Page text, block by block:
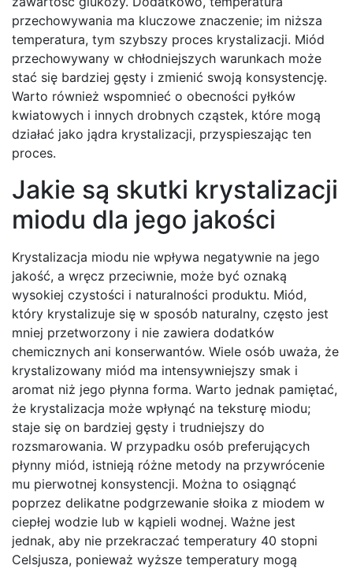
przechowywania ma kluczowe znaczenie; im niższa
temperatura, tym szybszy proces krystalizacji. Miód
przechowywany w chłodniejszych warunkach może
stać się bardziej gęsty i zmienić swoją konsystencję.
Warto również wspomnieć o obecności pyłków
kwiatowych i innych drobnych cząstek, które mogą
działać jako jądra krystalizacji, przyspieszając ten
proces.
Jakie są skutki krystalizacji
miodu dla jego jakości
Krystalizacja miodu nie wpływa negatywnie na jego
jakość, a wręcz przeciwnie, może być oznaką
wysokiej czystości i naturalności produktu. Miód,
który krystalizuje się w sposób naturalny, często jest
mniej przetworzony i nie zawiera dodatków
chemicznych ani konserwantów. Wiele osób uważa, że
krystalizowany miód ma intensywniejszy smak i
aromat niż jego płynna forma. Warto jednak pamiętać,
że krystalizacja może wpłynąć na teksturę miodu;
staje się on bardziej gęsty i trudniejszy do
rozsmarowania. W przypadku osób preferujących
płynny miód, istnieją różne metody na przywrócenie
mu pierwotnej konsystencji. Można to osiągnąć
poprzez delikatne podgrzewanie słoika z miodem w
ciepłej wodzie lub w kąpieli wodnej. Ważne jest
jednak, aby nie przekraczać temperatury 40 stopni
Celsjusza, ponieważ wyższe temperatury mogą